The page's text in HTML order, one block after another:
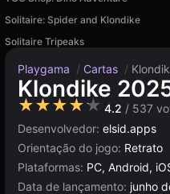
Solitaire: Spider and Klondike
Solitaire Tripeaks
Playgama / Cartas /
Klondike
★★★★★ 4.2 / 537
Desenvolvedor: elsid.apps
Orientação do jogo: Retrato
Plataformas: PC, Android,
Data de lançamento: junho